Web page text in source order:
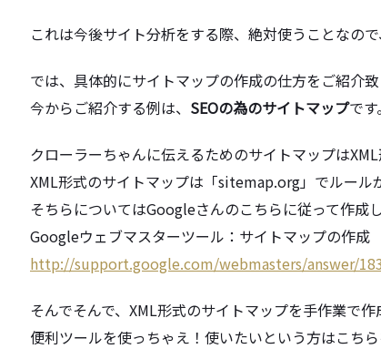
これは今後サイト分析をする際、絶対使うことなので
では、具体的にサイトマップの作成の仕方をご紹介致
今からご紹介する例は、 SEOの為のサイトマップです。
クローラーちゃんに伝えるためのサイトマップは
XML形式のサイトマップは「sitemap.org」 でルール
そちらについてはGoogleさんのこちらに従って作成
Googleウェブマスターツール：サイトマップの作成
http://support.google.com/webmasters/answer/
そんでそんで、 XML形式のサイトマップを手作業で
便利ツールを使っちゃえ！ 使いたいという方はこちら